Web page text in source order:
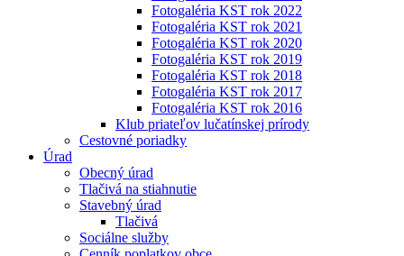
Fotogaléria KST rok 2022
Fotogaléria KST rok 2021
Fotogaléria KST rok 2020
Fotogaléria KST rok 2019
Fotogaléria KST rok 2018
Fotogaléria KST rok 2017
Fotogaléria KST rok 2016
Klub priateľov lučatínskej prírody
Cestovné poriadky
Úrad
Obecný úrad
Tlačivá na stiahnutie
Stavebný úrad
Tlačivá
Sociálne služby